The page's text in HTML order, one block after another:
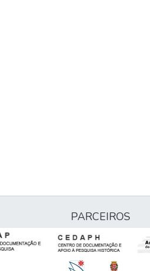
PARCEIROS